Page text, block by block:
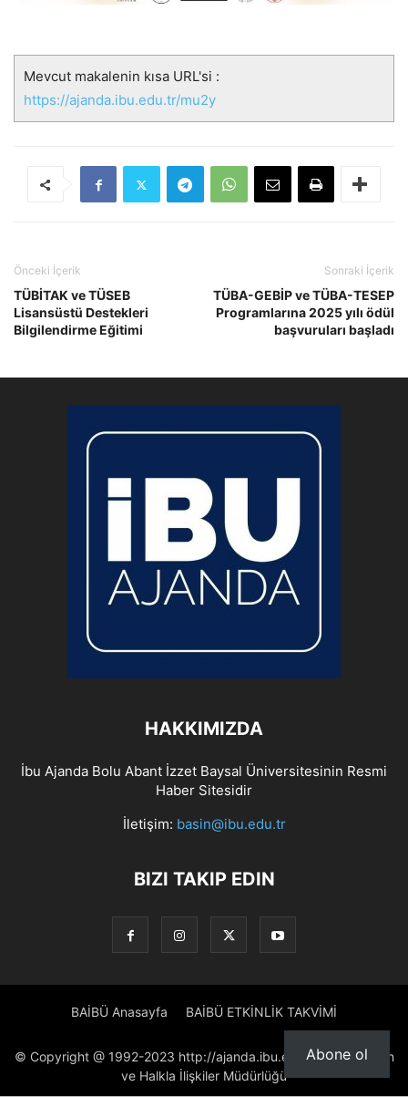
Mevcut makalenin kısa URL'si :
https://ajanda.ibu.edu.tr/mu2y
Önceki İçerik
TÜBİTAK ve TÜSEB
Lisansüstü Destekleri
Bilgilendirme Eğitimi
Sonraki İçerik
TÜBA-GEBİP ve TÜBA-TESEP
Programlarına 2025 yılı ödül
başvuruları başladı
HAKKIMIZDA
İbu Ajanda Bolu Abant İzzet Baysal Üniversitesinin Resmi
Haber Sitesidir
İletişim: basin@ibu.edu.tr
BIZI TAKIP EDIN
BAİBÜ Anasayfa BAİBÜ ETKİNLİK TAKVİMİ
© Copyright @ 1992-2023 http://ajanda.ibu.edu.tr/ Proje: Basın
ve Halkla İlişkiler Müdürlüğü
Abone ol